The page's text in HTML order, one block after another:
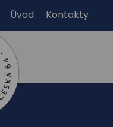
Úvod Kontakty